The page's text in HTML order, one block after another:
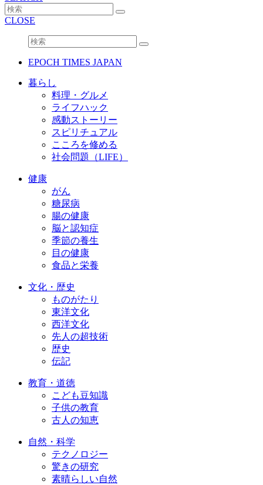
CLOSE
EPOCH TIMES JAPAN
暮らし
料理・グルメ
ライフハック
感動ストーリー
スピリチュアル
こころを修める
社会問題（LIFE）
健康
がん
糖尿病
腸の健康
脳と認知症
季節の養生
目の健康
食品と栄養
文化・歴史
ものがたり
東洋文化
西洋文化
先人の超技術
歴史
伝記
教育・道徳
こども豆知識
子供の教育
古人の知恵
自然・科学
テクノロジー
驚きの研究
素晴らしい自然